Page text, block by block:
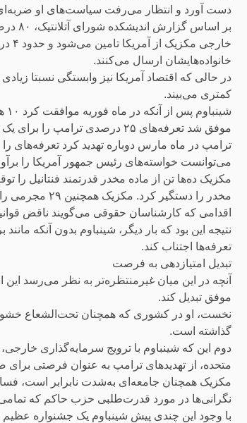
دست آورد و انتظار می‌رفت سیاست‌های او
خانواده‌هایشان ارسال می‌کنند.
در حالی که اقتصاد آمریکا نیز وابستگی نسبتا
کمتری می‌بیند.
موفق شد تعرفه‌های ۲۵ درصدی ترامپ را برای یک ماه به تعویق بیندازد.
ترامپ در ماه مارس دوباره تهدید کرد تعرفه‌های
می‌توانست خواسته‌های رئیس جمهور آمریکا را
مکزیک ده‌ها تن از ماده مخدر قدرتمند فنتانیل را
مخدر را
اقدامی که کارشناسان حقوقی می‌گویند ناقض
نتیجه این بود که بار دیگر، شینباوم بدون آنکه
تعرفه‌ها اجتناب کند.
تبدیل امتیازدهی به فرصت
آنچه در این میان غیرمنتظره‌تر به نظر می‌رسد
موفق تبدیل کند.
نخست، او در کشوری که همچنان تحت‌الشعاع
گذاشته است.
دوم این که شینباوم با ترویج سرمایه‌گذاری
متحده، از تهدیدهای ترامپ به عنوان فرصتی
مکزیک همچنان جامعه‌ای به‌شدت نابرابر است،
نگرانی‌ها در مورد قدرت‌طلبی حزب حاکم که
با وجود این چندی پیش شینباوم یک جشنواره عظیم